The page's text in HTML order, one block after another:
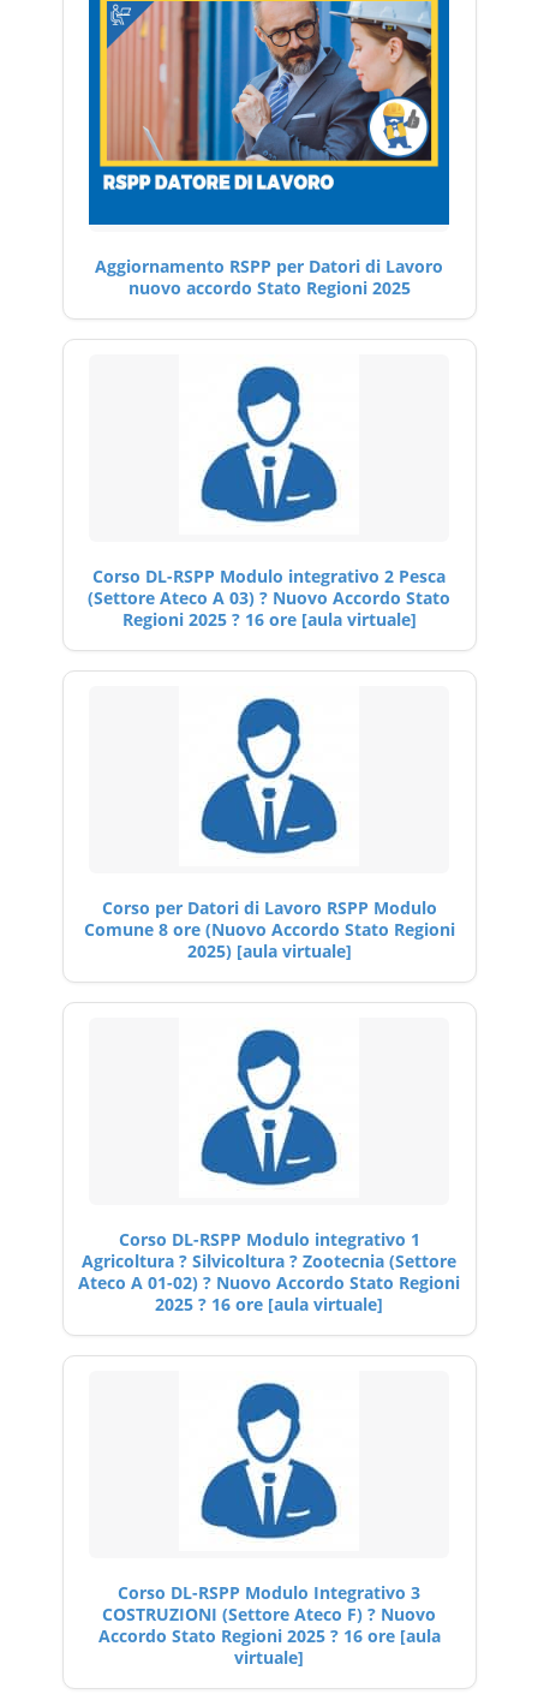
Aggiornamento RSPP per Datori di Lavoro
nuovo accordo Stato Regioni 2025
Corso DL-RSPP Modulo integrativo 2 Pesca
(Settore Ateco A 03) ? Nuovo Accordo Stato
Regioni 2025 ? 16 ore [aula virtuale]
Corso per Datori di Lavoro RSPP Modulo
Comune 8 ore (Nuovo Accordo Stato Regioni
2025) [aula virtuale]
Corso DL-RSPP Modulo integrativo 1
Agricoltura ? Silvicoltura ? Zootecnia (Settore
Ateco A 01-02) ? Nuovo Accordo Stato Regioni
2025 ? 16 ore [aula virtuale]
Corso DL-RSPP Modulo Integrativo 3
COSTRUZIONI (Settore Ateco F) ? Nuovo
Accordo Stato Regioni 2025 ? 16 ore [aula
virtuale]